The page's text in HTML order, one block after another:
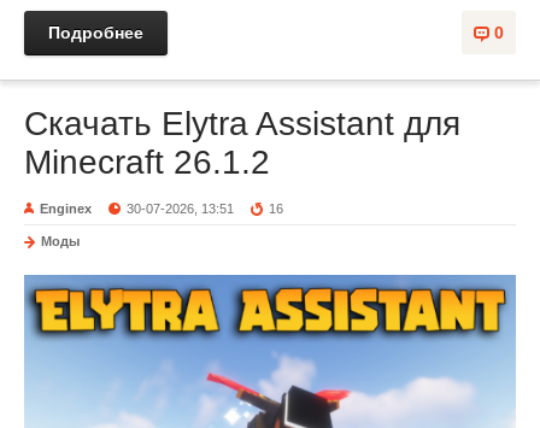
0
Подробнее
Скачать Elytra Assistant для
Minecraft 26.1.2
Enginex 30-07-2026, 13:51 16
Моды